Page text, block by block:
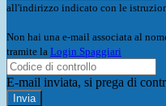
all'indirizzo indicato con le
Non hai una e-mail associata al
tramite la Login Spaggiari
E-mail inviata, si prega di